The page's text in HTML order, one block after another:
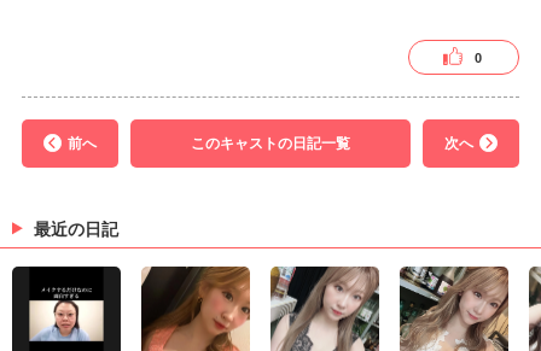
0
前へ このキャストの日記一覧 次へ
最近の日記